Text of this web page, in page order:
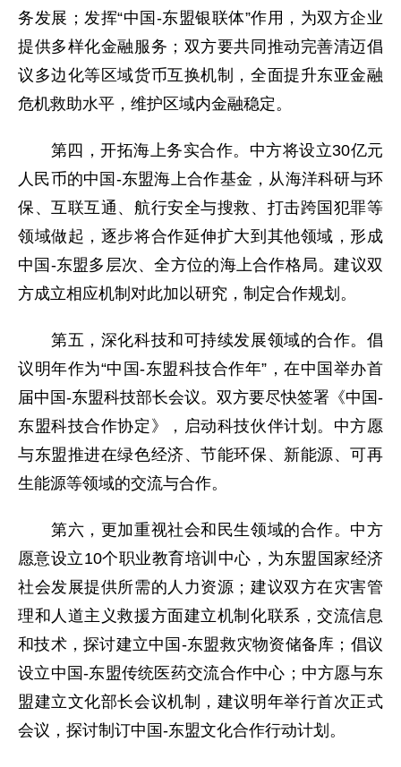
务发展；发挥“中国-东盟银联体”作用，为双方企业
提供多样化金融服务；双方要共同推动完善清迈倡
议多边化等区域货币互换机制，全面提升东亚金融
危机救助水平，维护区域内金融稳定。
第四，开拓海上务实合作。中方将设立30亿元
人民币的中国-东盟海上合作基金，从海洋科研与环
保、互联互通、航行安全与搜救、打击跨国犯罪等
领域做起，逐步将合作延伸扩大到其他领域，形成
中国-东盟多层次、全方位的海上合作格局。建议双
方成立相应机制对此加以研究，制定合作规划。
第五，深化科技和可持续发展领域的合作。倡
议明年作为“中国-东盟科技合作年”，在中国举办首
届中国-东盟科技部长会议。双方要尽快签署《中国-
东盟科技合作协定》，启动科技伙伴计划。中方愿
与东盟推进在绿色经济、节能环保、新能源、可再
生能源等领域的交流与合作。
第六，更加重视社会和民生领域的合作。中方
愿意设立10个职业教育培训中心，为东盟国家经济
社会发展提供所需的人力资源；建议双方在灾害管
理和人道主义救援方面建立机制化联系，交流信息
和技术，探讨建立中国-东盟救灾物资储备库；倡议
设立中国-东盟传统医药交流合作中心；中方愿与东
盟建立文化部长会议机制，建议明年举行首次正式
会议，探讨制订中国-东盟文化合作行动计划。